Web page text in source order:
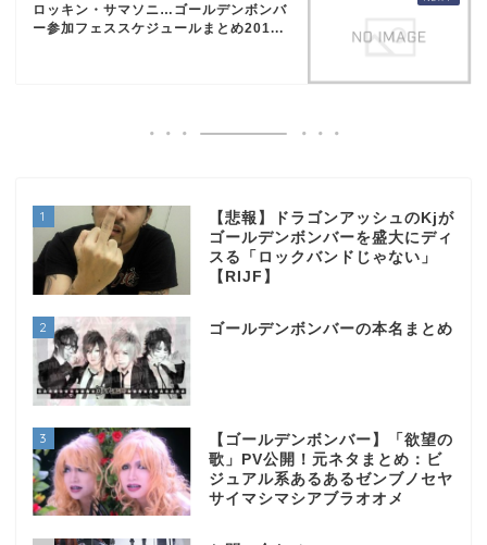
ロッキン・サマソニ…ゴールデンボンバ
ー参加フェススケジュールまとめ201...
1
【悲報】ドラゴンアッシュのKjが
ゴールデンボンバーを盛大にディ
スる「ロックバンドじゃない」
【RIJF】
2 ゴールデンボンバーの本名まとめ
3
【ゴールデンボンバー】「欲望の
歌」PV公開！元ネタまとめ：ビ
ジュアル系あるあるゼンブノセヤ
サイマシマシアブラオオメ